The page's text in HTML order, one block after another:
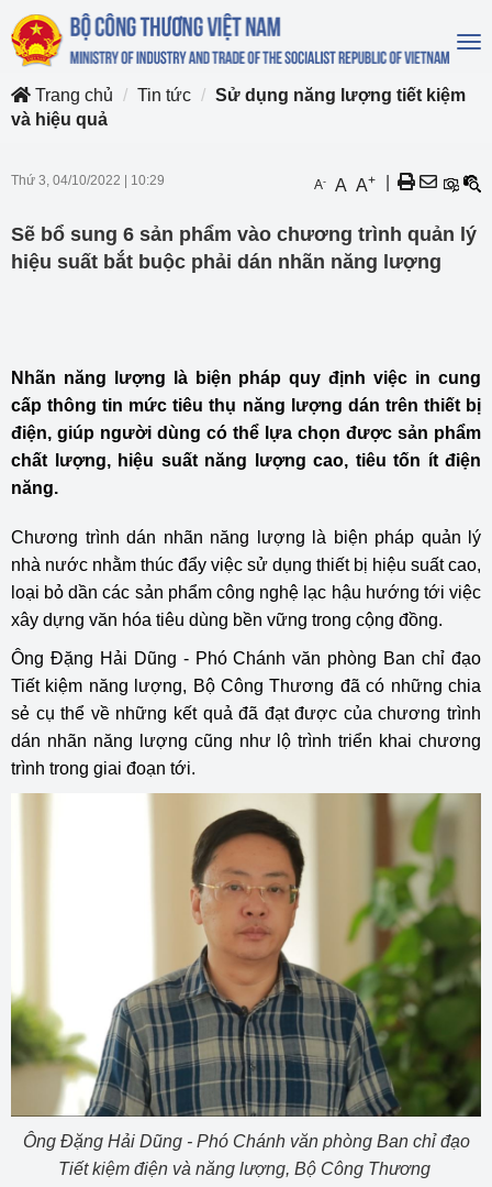
Trang chủ
Tin tức
Sử dụng năng lượng tiết kiệm
và hiệu quả
Thứ 3, 04/10/2022 10:29 A- A A+
Sẽ bổ sung 6 sản phẩm vào chương trình quản lý
hiệu suất bắt buộc phải dán nhãn năng lượng
Nhãn năng lượng là biện pháp quy định việc in cung
cấp thông tin mức tiêu thụ năng lượng dán trên thiết bị
điện, giúp người dùng có thể lựa chọn được sản phẩm
chất lượng, hiệu suất năng lượng cao, tiêu tốn ít điện
năng.
Chương trình dán nhãn năng lượng là biện pháp quản lý
nhà nước nhằm thúc đẩy việc sử dụng thiết bị hiệu suất cao,
loại bỏ dần các sản phẩm công nghệ lạc hậu hướng tới việc
xây dựng văn hóa tiêu dùng bền vững trong cộng đồng.
Ông Đặng Hải Dũng - Phó Chánh văn phòng Ban chỉ đạo
Tiết kiệm năng lượng, Bộ Công Thương đã có những chia
sẻ cụ thể về những kết quả đã đạt được của chương trình
dán nhãn năng lượng cũng như lộ trình triển khai chương
trình trong giai đoạn tới.
Ông Đặng Hải Dũng - Phó Chánh văn phòng Ban chỉ đạo
Tiết kiệm điện và năng lượng, Bộ Công Thương